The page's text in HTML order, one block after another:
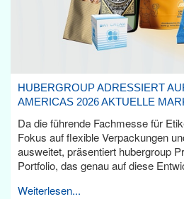
HUBERGROUP ADRESSIERT
AMERICAS 2026 AKTUELLE
Da die führende Fachmesse für
Fokus auf flexible Verpackungen
ausweitet, präsentiert hubergroup
Portfolio, das genau auf diese
Weiterlesen...